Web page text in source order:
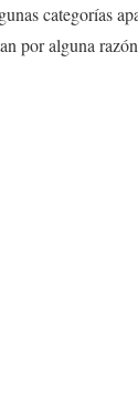
categorías
por alguna